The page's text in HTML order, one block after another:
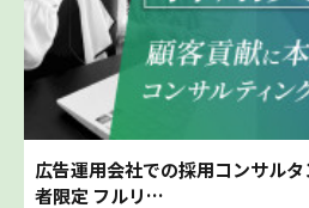
広告運用会社での採用コンサル
者限定 フルリ…